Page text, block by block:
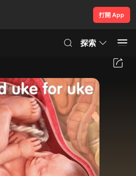
打開 App
探索